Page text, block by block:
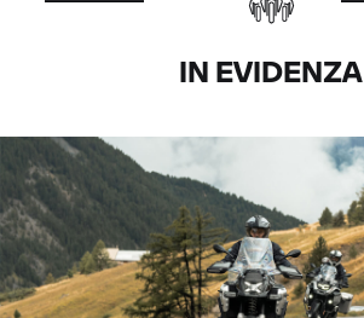
IN EVIDENZA